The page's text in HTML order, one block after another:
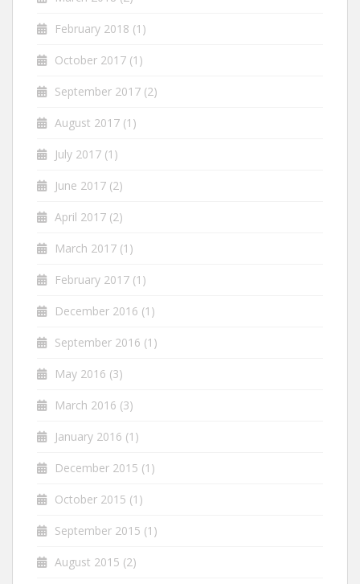
February 2018 (1)
October 2017 (1)
September 2017 (2)
August 2017 (1)
July 2017 (1)
June 2017 (2)
April 2017 (2)
March 2017 (1)
February 2017 (1)
December 2016 (1)
September 2016 (1)
May 2016 (3)
March 2016 (3)
January 2016 (1)
December 2015 (1)
October 2015 (1)
September 2015 (1)
August 2015 (2)